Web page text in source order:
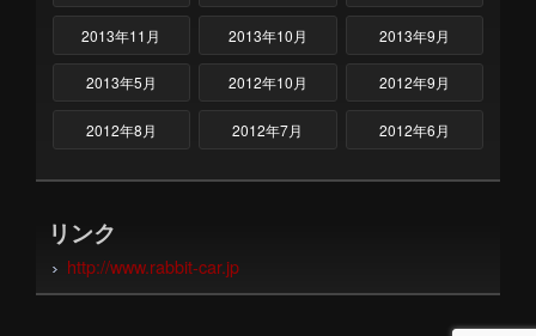
2013年11月 2013年10月 2013年9月
2013年5月 2012年10月 2012年9月
2012年8月 2012年7月 2012年6月
リンク
http://www.rabbit-car.jp